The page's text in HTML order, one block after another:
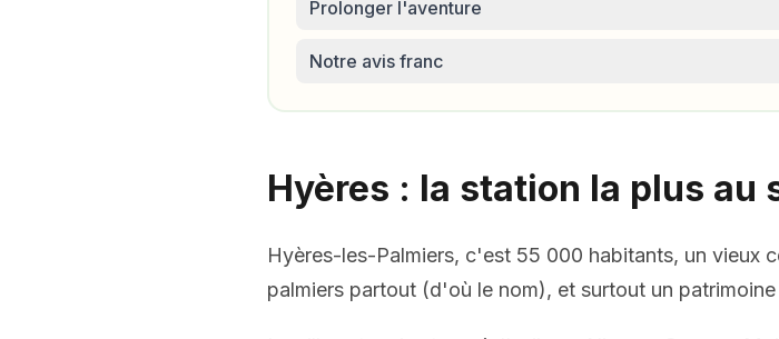
Prolonger l'aventure
Notre avis franc
Hyères : la station la plus au
Hyères-les-Palmiers, c'est 55 000 habitants, un vieux
palmiers partout (d'où le nom), et surtout un